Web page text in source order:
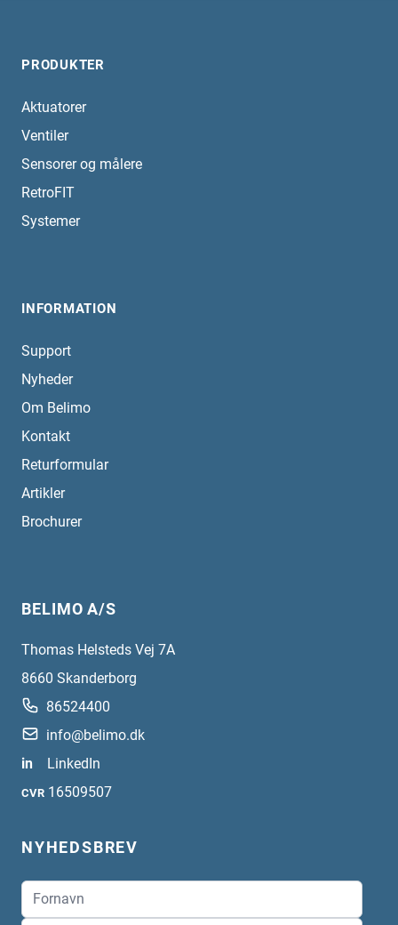
PRODUKTER
Aktuatorer
Ventiler
Sensorer og målere
RetroFIT
Systemer
INFORMATION
Support
Nyheder
Om Belimo
Kontakt
Returformular
Artikler
Brochurer
BELIMO A/S
Thomas Helsteds Vej 7A
8660 Skanderborg
86524400
info@belimo.dk
in
LinkedIn
CVR 16509507
NYHEDSBREV